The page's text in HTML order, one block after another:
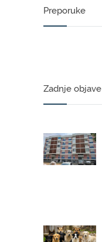
Preporuke
Zadnje objave